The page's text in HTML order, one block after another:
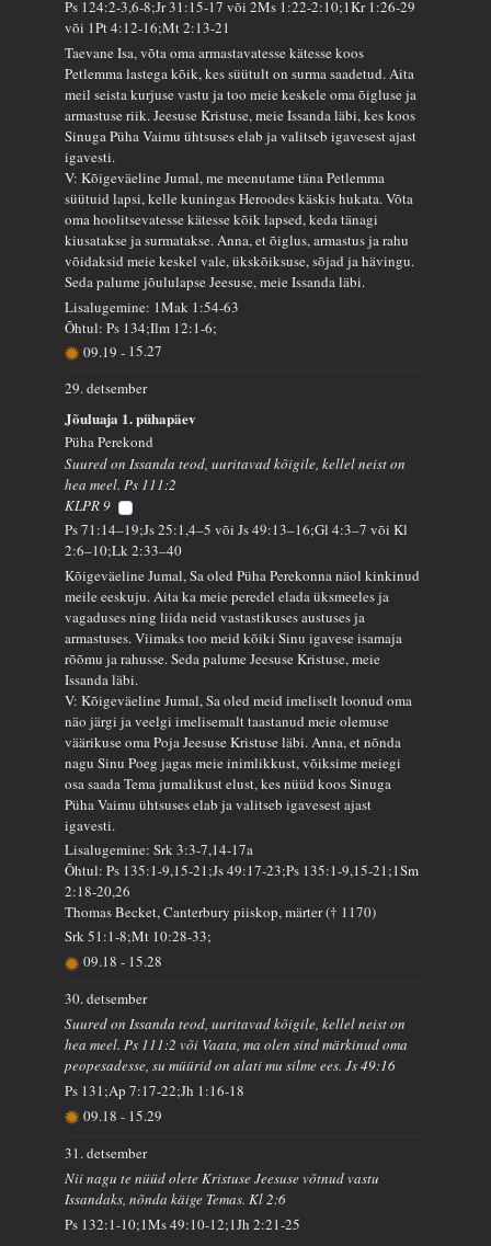
Ps 124:2-3,6-8;Jr 31:15-17 või 2Ms 1:22-2:10;1Kr 1:26-29
või 1Pt 4:12-16;Mt 2:13-21
Taevane Isa, võta oma armastavatesse kätesse koos
Petlemma lastega kõik, kes süütult on surma saadetud. Aita
meil seista kurjuse vastu ja too meie keskele oma õigluse ja
armastuse riik. Jeesuse Kristuse, meie Issanda läbi, kes koos
Sinuga Püha Vaimu ühtsuses elab ja valitseb igavesest ajast
igavesti.
V: Kõigeväeline Jumal, me meenutame täna Petlemma
süütuid lapsi, kelle kuningas Heroodes käskis hukata. Võta
oma hoolitsevatesse kätesse kõik lapsed, keda tänagi
kiusatakse ja surmatakse. Anna, et õiglus, armastus ja rahu
võidaksid meie keskel vale, ükskõiksuse, sõjad ja hävingu.
Seda palume jõululapse Jeesuse, meie Issanda läbi.
Lisalugemine: 1Mak 1:54-63
Õhtul: Ps 134;Ilm 12:1-6;
09.19- 15.27
29. detsember
Jõuluaja 1. pühapäev
Püha Perekond
Suured on Issanda teod, uuritavad kõigile, kellel neist on
hea meel. Ps 111:2
KLPR 9
Ps 71:14–19;Js 25:1,4–5 või Js 49:13–16;Gl 4:3–7 või Kl
2:6–10;Lk 2:33–40
Kõigeväeline Jumal, Sa oled Püha Perekonna näol kinkinud
meile eeskuju. Aita ka meie peredel elada üksmeeles ja
vagaduses ning liida neid vastastikuses austuses ja
armastuses. Viimaks too meid kõiki Sinu igavese isamaja
rõõmu ja rahusse. Seda palume Jeesuse Kristuse, meie
Issanda läbi.
V: Kõigeväeline Jumal, Sa oled meid imeliselt loonud oma
näo järgi ja veelgi imelisemalt taastanud meie olemuse
väärikuse oma Poja Jeesuse Kristuse läbi. Anna, et nõnda
nagu Sinu Poeg jagas meie inimlikkust, võiksime meiegi
osa saada Tema jumalikust elust, kes nüüd koos Sinuga
Püha Vaimu ühtsuses elab ja valitseb igavesest ajast
igavesti.
Lisalugemine: Srk 3:3-7,14-17a
Õhtul: Ps 135:1-9,15-21;Js 49:17-23;Ps 135:1-9,15-21;1Sm
2:18-20,26
Thomas Becket, Canterbury piiskop, märter († 1170)
Srk 51:1-8;Mt 10:28-33;
09.18- 15.28
30. detsember
Suured on Issanda teod, uuritavad kõigile, kellel neist on
hea meel. Ps 111:2 või Vaata, ma olen sind märkinud oma
peopesadesse, su müürid on alati mu silme ees. Js 49:16
Ps 131;Ap 7:17-22;Jh 1:16-18
09.18- 15.29
31. detsember
Nii nagu te nüüd olete Kristuse Jeesuse võtnud vastu
Issandaks, nõnda käige Temas. Kl 2:6
Ps 132:1-10;1Ms 49:10-12;1Jh 2:21-25